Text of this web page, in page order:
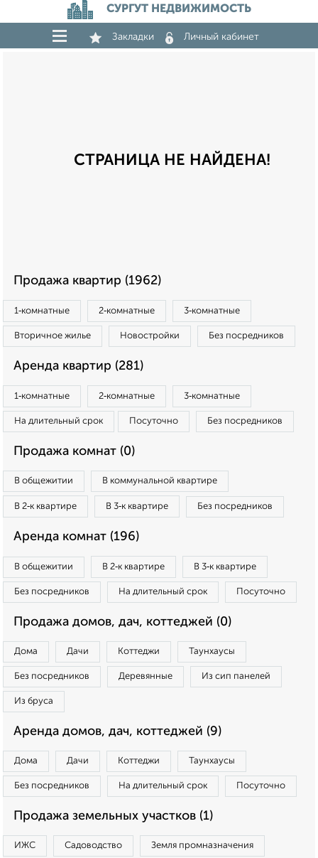
СУРГУТ НЕДВИЖИМОСТЬ
Закладки Личный кабинет
СТРАНИЦА НЕ НАЙДЕНА!
Продажа квартир (1962)
1‑комнатные 2‑комнатные 3‑комнатные
Вторичное жилье Новостройки Без посредников
Аренда квартир (281)
1‑комнатные 2‑комнатные 3‑комнатные
На длительный срок Посуточно Без посредников
Продажа комнат (0)
В общежитии В коммунальной квартире
В 2‑к квартире В 3‑к квартире Без посредников
Аренда комнат (196)
В общежитии В 2‑к квартире В 3‑к квартире
Без посредников На длительный срок Посуточно
Продажа домов, дач, коттеджей (0)
Дома Дачи Коттеджи Таунхаусы
Без посредников Деревянные Из сип панелей
Из бруса
Аренда домов, дач, коттеджей (9)
Дома Дачи Коттеджи Таунхаусы
Без посредников На длительный срок Посуточно
Продажа земельных участков (1)
ИЖС Садоводство Земля промназначения